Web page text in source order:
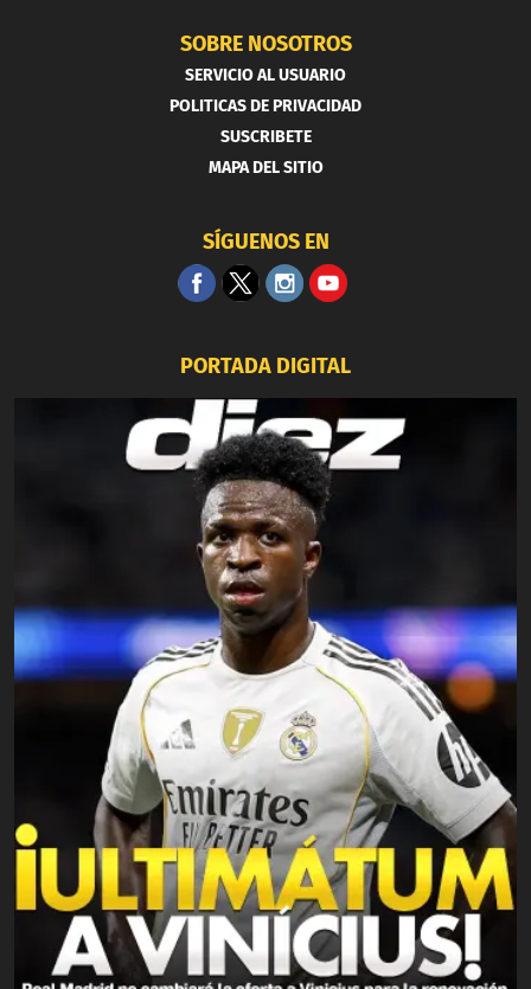
SOBRE NOSOTROS
SERVICIO AL USUARIO
POLITICAS DE PRIVACIDAD
SUSCRIBETE
MAPA DEL SITIO
SÍGUENOS EN
PORTADA DIGITAL